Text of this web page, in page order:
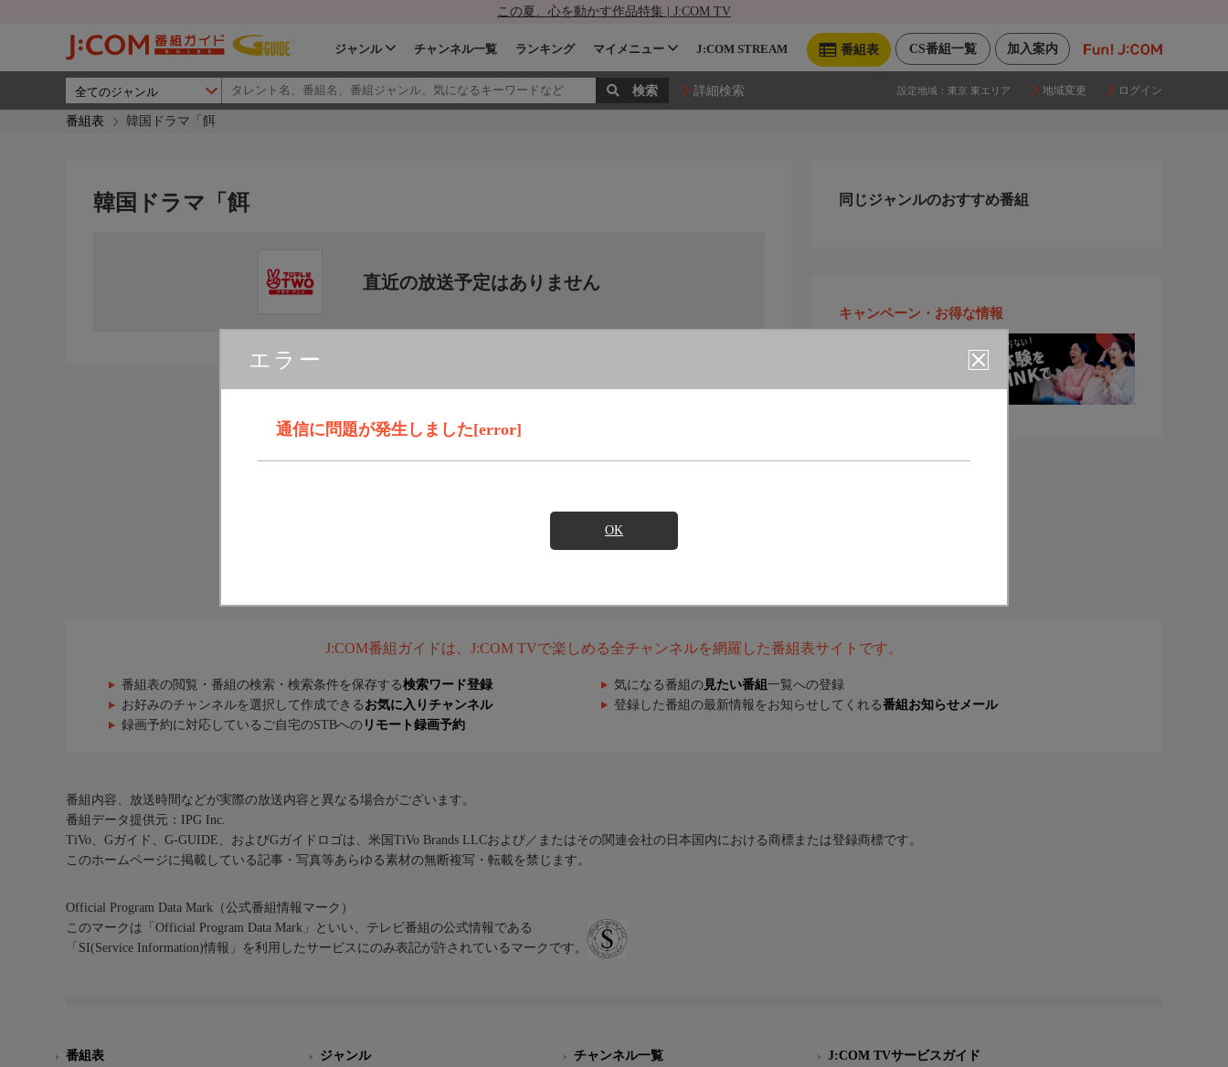
この夏、心を動かす作品特集 | J:COM TV
加入案内
CS番組一覧
番組表
ジャンル チャンネル一覧 ランキング マイメニュー J:COM STREAM
詳細検索 設定地域： 東京 東エリア 地域変更 ログイン
番組表 韓国ドラマ「餌
エラー
通信に問題が発生しました[error]
OK
韓国ドラマ「餌
直近の放送予定はありません
同じジャンルのおすすめ番組
キャンペーン・お得な情報
J:COM番組ガイドは、J:COM TVで楽しめる全チャンネルを網羅した番組表サイトです。
番組表の閲覧・番組の検索・検索条件を保存する検索ワード登録 気になる番組の 見たい番組 一覧への登録
お好みのチャンネルを選択して作成できる お気に入りチャンネル 登録した番組の最新情報をお知らせしてくれる番組お知らせメール
録画予約に対応しているご自宅のSTBへの リモート録画予約
番組内容、放送時間などが実際の放送内容と異なる場合がございます。
番組データ提供元：IPG Inc.
TiVo、Gガイド、G-GUIDE、およびGガイドロゴは、米国TiVo Brands LLCおよび／またはその関連会社の日本国内における商標または登録商標です。
このホームページに掲載している記事・写真等あらゆる素材の無断複写・転載を禁じます。
Official Program Data Mark（公式番組情報マーク）
このマークは「Official Program Data Mark」といい、テレビ番組の公式情報である
「SI(Service Information)情報」を利用したサービスにのみ表記が許されているマークです。
番組表
ジャンル
チャンネル一覧
J:COM TVサービスガイド